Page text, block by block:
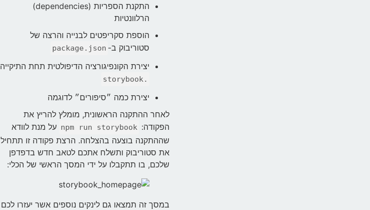
התקנת הספריות (dependencies)
הרלוונטיות
הוספת סקריפטים לבנייה והרצה של
סטוריבוק ב- package.json
יצירת הקונפיגורציה הדיפולטית תחת התיקייה
storybook.
יצירת כמה ״סיפורים״ לדוגמה
לאחר ההתקנה הראשונית, מומלץ להריץ את
הפקודה: npm run storybook על מנת לוודא
שההתקנה בוצעה בהצלחה. הרצת פקודה זו תתחיל
את סטוריבוק ותשלח אתכם לטאב חדש בדפדפן
שלכם, בו תתקבלו על ידי המסך הראשי של הכלי:
במסך זה תמצאו גם לינקים נוספים אשר יעזרו לכם